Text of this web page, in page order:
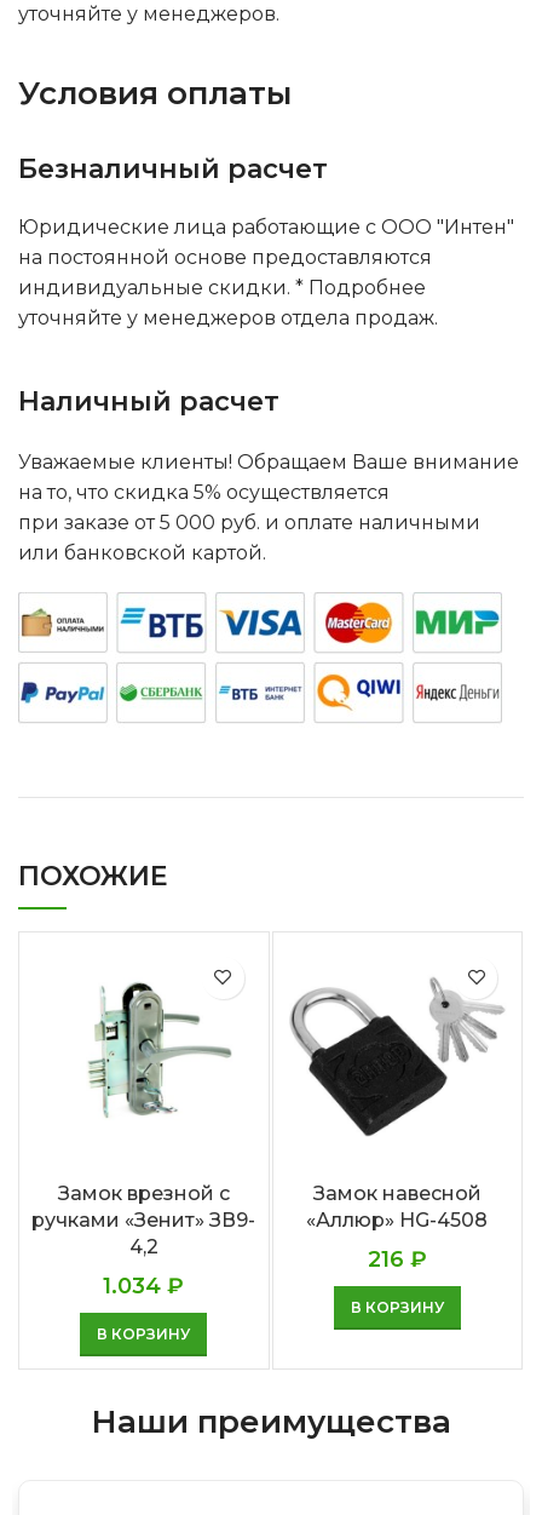
уточняйте у менеджеров.
Условия оплаты
Безналичный расчет
Юридические лица работающие с ООО "Интен"
на постоянной основе предоставляются
индивидуальные скидки. * Подробнее
уточняйте у менеджеров отдела продаж.
Наличный расчет
Уважаемые клиенты! Обращаем Ваше внимание
на то, что скидка 5% осуществляется
при заказе от 5 000 руб. и оплате наличными
или банковской картой.
ПОХОЖИЕ
Замок врезной с
ручками «Зенит» ЗВ9-
4,2
1.034₽
В КОРЗИНУ
Замок навесной
«Аллюр» HG-4508
216 ₽
В КОРЗИНУ
Наши преимущества